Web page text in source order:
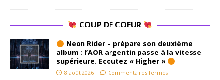
COUP DE COEUR
Neon Rider – prépare son deuxième
album : l’AOR argentin passe à la vitesse
supérieure. Ecoutez « Higher »
8 août 2026 Commentaires fermés